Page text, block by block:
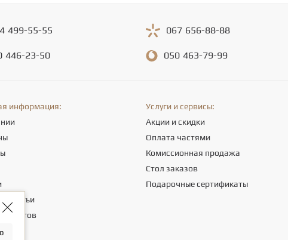
499-55-55
446-23-50
067 656-88-88
050 463-79-99
информация:
статьи
Услуги и сервисы:
Акции и скидки
Оплата частями
Комиссионная продажа
Стол заказов
Подарочные сертификаты